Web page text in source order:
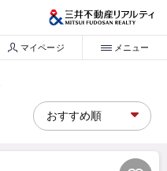
マイページ メニュー